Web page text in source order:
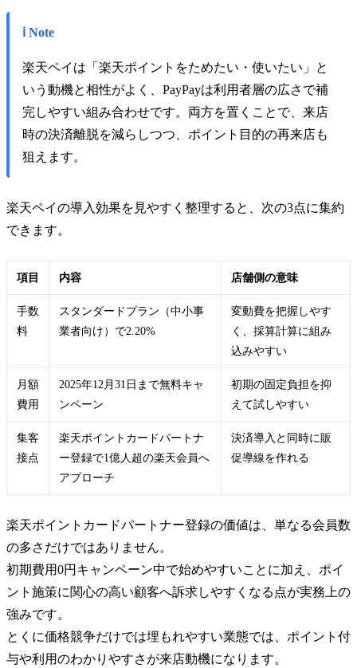
ℹ️ Note
楽天ペイは「楽天ポイントをためたい・使いたい」と
いう動機と相性がよく、PayPayは利用者層の広さで補
完しやすい組み合わせです。両方を置くことで、来店
時の決済離脱を減らしつつ、ポイント目的の再来店も
狙えます。
楽天ペイの導入効果を見やすく整理すると、次の3点に集約
できます。
項目 内容 店舗側の意味
手数
料
スタンダードプラン（中小事
業者向け）で2.20%
変動費を把握しやす
く、採算計算に組み
込みやすい
月額
費用
2025年12月31日まで無料キャ
ンペーン
初期の固定負担を抑
えて試しやすい
集客
接点
楽天ポイントカードパートナ
ー登録で1億人超の楽天会員へ
アプローチ
決済導入と同時に販
促導線を作れる
楽天ポイントカードパートナー登録の価値は、単なる会員数
の多さだけではありません。
初期費用0円キャンペーン中で始めやすいことに加え、ポイ
ント施策に関心の高い顧客へ訴求しやすくなる点が実務上の
強みです。
とくに価格競争だけでは埋もれやすい業態では、ポイント付
与や利用のわかりやすさが来店動機になります。